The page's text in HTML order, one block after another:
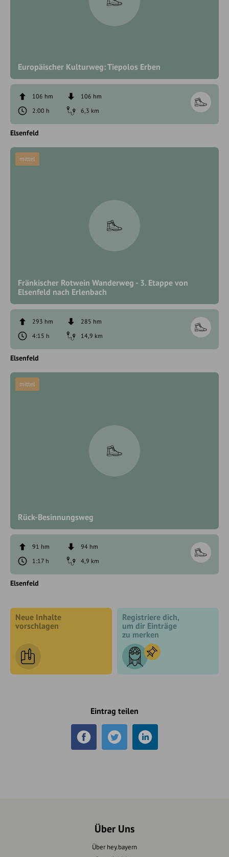
Europäischer Kulturweg: Tiepolos Erben
106 hm
106 hm
2:00 h
6,3 km
Elsenfeld
Fränkischer Rotwein Wanderweg - 3. Etappe von
Elsenfeld nach Erlenbach
mittel
293 hm
285 hm
4:15 h
14,9 km
Elsenfeld
Rück-Besinnungsweg
mittel
91 hm
94 hm
1:17 h
4,9 km
Elsenfeld
Neue Inhalte
vorschlagen
Registriere dich,
um dir Einträge
zu merken
Eintrag teilen
Über Uns
Über hey.bayern